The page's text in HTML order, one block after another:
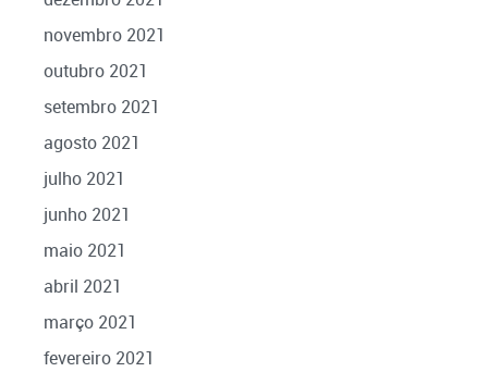
novembro 2021
outubro 2021
setembro 2021
agosto 2021
julho 2021
junho 2021
maio 2021
abril 2021
março 2021
fevereiro 2021